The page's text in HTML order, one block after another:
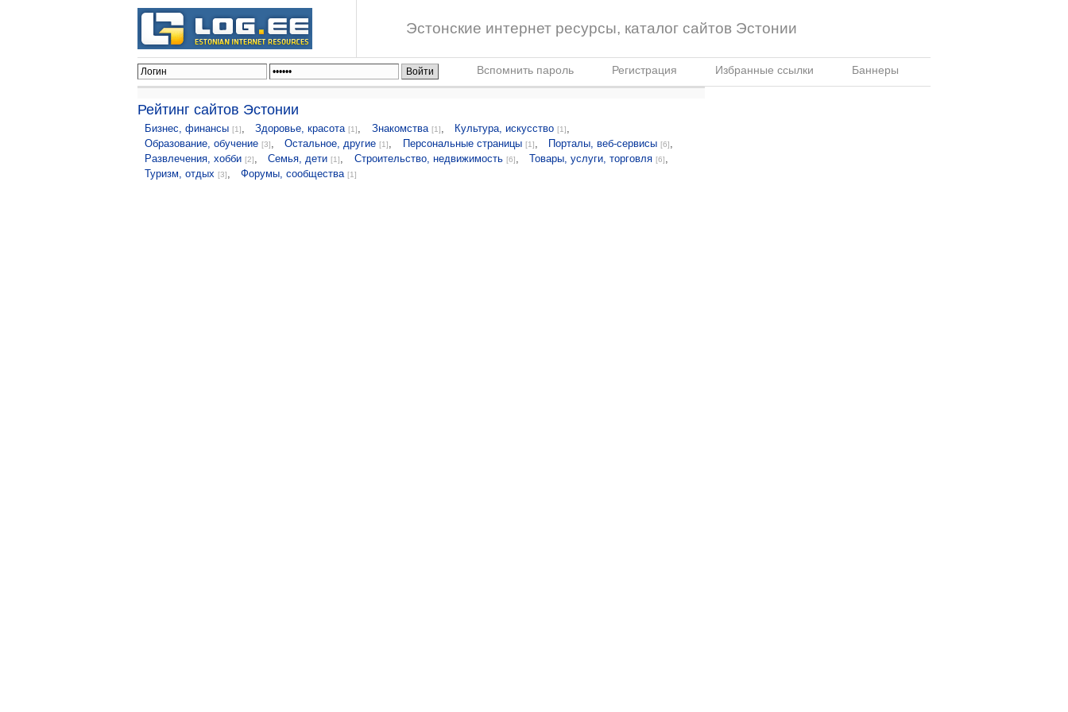
Эстонские интернет ресурсы, каталог сайтов Эстонии
Вспомнить пароль Регистрация Избранные ссылки Баннеры
Рейтинг сайтов Эстонии
Бизнес, финансы [1] Здоровье, красота [1] Знакомства [1] Культура, искусство [1]
Образование, обучение [3] Остальное, другие [1] Персональные страницы [1] Порталы, веб-сервисы [6]
Развлечения, хобби [2] Семья, дети [1] Строительство, недвижимость [6] Товары, услуги, торговля [6]
Туризм, отдых [3] Форумы, сообщества [1]